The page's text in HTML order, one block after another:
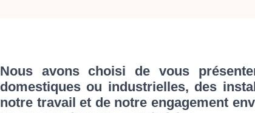
Nous avons choisi de vous
domestiques ou industrielles, des
notre travail et de notre engagement